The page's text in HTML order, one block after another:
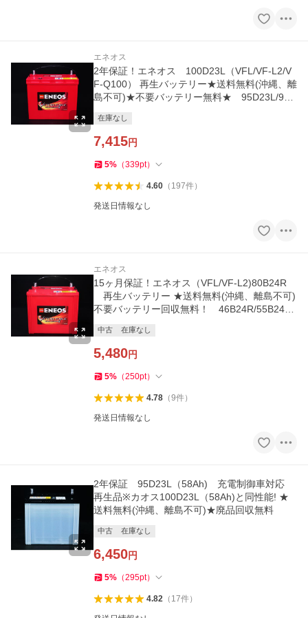
エネオス
2年保証！エネオス 100D23L（VFL/VF-L2/V
F-Q100） 再生バッテリー★送料無料(沖縄、離
島不可)★不要バッテリー無料★ 95D23L/90D
在庫なし
7,415円
5% （339pt）
4.60（ 197件）
発送日情報なし
エネオス
15ヶ月保証！エネオス（VFL/VF-L2)80B24R
再生バッテリー ★送料無料(沖縄、離島不可)
不要バッテリー回収無料！ 46B24R/55B24R/
中古 在庫なし
5,480円
5% （250pt）
4.78（9件）
発送日情報なし
2年保証 95D23L（58Ah) 充電制御車対応
再生品※カオス100D23L（58Ah)と同性能! ★
送料無料(沖縄、離島不可)★廃品回収無料
中古 在庫なし
6,450円
5% （295pt）
4.82（ 17件）